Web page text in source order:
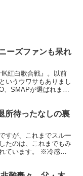
ーズファンも呆れ
紅白歌合戦』。以前
いうウワサもありまし
、SMAPが選ばれまし
所待ったなしの裏
すが、これまでスルー
たのは、これまでもみ
ています。 ※冷感マ